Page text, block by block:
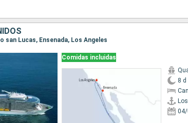
san Lucas, Ensenada, Los Angeles
Comidas incluidas
8 d